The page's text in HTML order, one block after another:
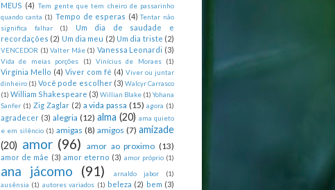
MEUS (4) Tem gente que tem cheiro de passarinho
quando canta (1) Tempo de esperas (4) Tentar não
significa falhar
(1)
Um dia de saudade e
recordações (2) Um dia meu (2) Um dia triste (2)
VENCEDOR (1) Valter Mãe (1) Vanessa Leonardi (3)
Vida de meias porções (1) Vinícius de Moraes (1)
Virgínia Mello (4) Viver com fé (4) Viver ou juntar
dinheiro (1) Você pode escolher (3) Walcyr Carrasco
(1) William Shakespeare (3) Willian Blake (1) Yohana
Sanfer (1) Zig Zaglar (2) a vida passa (15) agora (1)
agradecer (3) alegria (12) alma (20) ama quieto
e em silêncio (1) amigas (8) amigos (7) amizade
(20) amor (96) amor ao proximo (13)
amor de mãe (3) amor eterno (3) amor próprio (1)
ana jácomo (91) arnaldo jabor
(1)
ausênsia (1) autores variados (1) beleza (2) bem (3)